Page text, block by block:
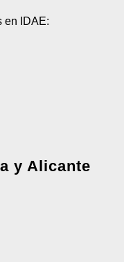
en IDAE:
y Alicante